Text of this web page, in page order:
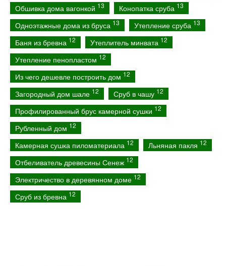
Обшивка дома вагонкой 13 Конопатка сруба 13
Одноэтажные дома из бруса 13 Утепление сруба 13
Баня из бревна 12 Утеплитель минвата 12
Утепление пенопластом 12
Из чего дешевле построить дом 12
Загородный дом шале 12 Сруб в чашу 12
Профилированный брус камерной сушки 12
Рубленный дом 12
Камерная сушка пиломатериала 12 Льняная пакля 12
Отбеливатель древесины Сенеж 12
Электричество в деревянном доме 12
Сруб из бревна 12